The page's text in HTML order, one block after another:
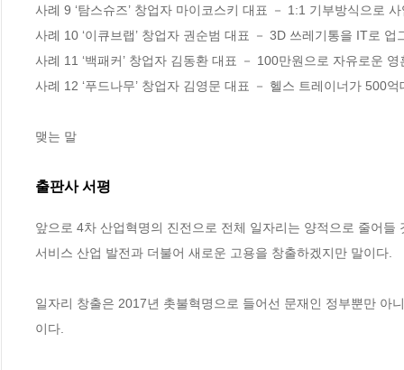
사례 9 ‘탐스슈즈’ 창업자 마이코스키 대표 － 1:1 기부방식으로
사례 10 ‘이큐브랩’ 창업자 권순범 대표 － 3D 쓰레기통을 IT로 업
사례 11 ‘백패커’ 창업자 김동환 대표 － 100만원으로 자유로운
사례 12 ‘푸드나무’ 창업자 김영문 대표 － 헬스 트레이너가 500
맺는 말
출판사 서평
앞으로 4차 산업혁명의 진전으로 전체 일자리는 양적으로 줄어
서비스 산업 발전과 더불어 새로운 고용을 창출하겠지만 말이다.
일자리 창출은 2017년 촛불혁명으로 들어선 문재인 정부뿐만 아
이다.